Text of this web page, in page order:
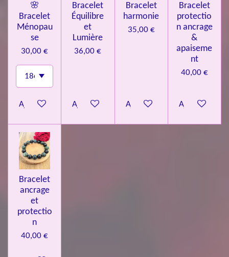
🌸
Bracelet
Ménopau
se
30,00 €
Ajouter au panier
Bracelet
Équilibre
et
Lumière
36,00 €
Ajouter au panier
Bracelet
harmonie
35,00 €
Ajouter au panier
Bracelet
protectio
n ancrage
&
apaiseme
nt
40,00 €
Ajouter au
Bracelet
ancrage
et
protectio
n
40,00 €